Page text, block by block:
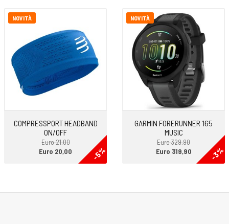
NOVITÀ
COMPRESSPORT HEADBAND
ON/OFF
Euro 21,00
-5%
Euro 20,00
NOVITÀ
GARMIN FORERUNNER 165
MUSIC
Euro 329,90
-3%
Euro 319,90